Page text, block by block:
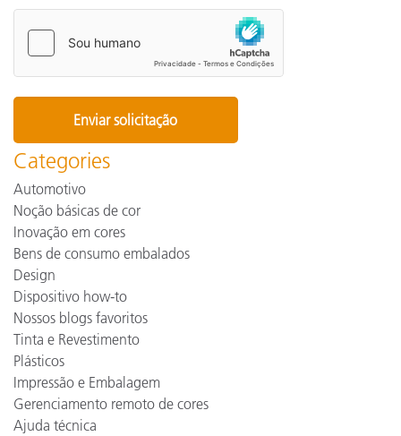
Categories
Automotivo
Noção básicas de cor
Inovação em cores
Bens de consumo embalados
Design
Dispositivo how-to
Nossos blogs favoritos
Tinta e Revestimento
Plásticos
Impressão e Embalagem
Gerenciamento remoto de cores
Ajuda técnica